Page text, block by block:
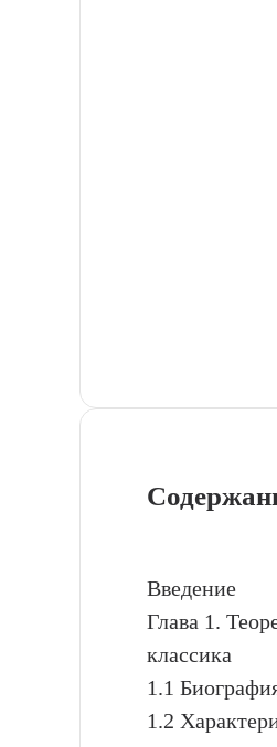
Введение
Глава 1.
классика
1.1
1.2